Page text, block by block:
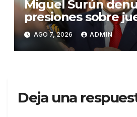
Miguel Surún
presiones sobre
Suprema Corte de
AGO 7, 2026 ADMIN
Deja una